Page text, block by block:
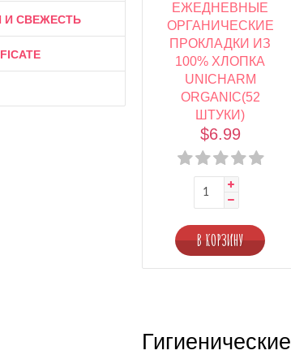
И СВЕЖЕСТЬ
ЕЖЕДНЕВНЫЕ
ОРГАНИЧЕСКИЕ
ПРОКЛАДКИ ИЗ
100% ХЛОПКА
UNICHARM
ORGANIC(52
ШТУКИ)
$6.99
В КОРЗИНУ
Гигиенические